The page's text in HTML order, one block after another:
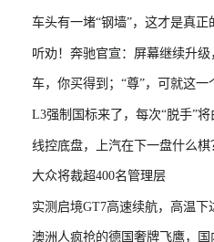
车头有一堵“钢墙”，这才是真正
听劝！奔驰官宣：屏幕继续升
车，你买得到；“尊”，可就这一
L3强制国标来了，每次“脱手”将
线控底盘，上汽在下一盘什么棋
大众将裁超400名管理层
实测启境GT7高速续航，高温下
澳洲人疯抢的德国奢牌飞鹰，